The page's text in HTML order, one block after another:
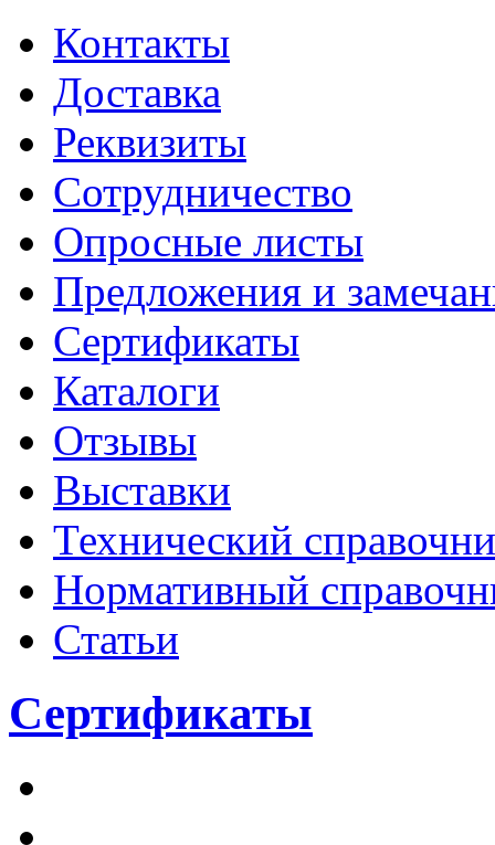
Контакты
Доставка
Реквизиты
Сотрудничество
Опросные листы
Предложения и
Сертификаты
Каталоги
Отзывы
Выставки
Технический
Нормативный
Статьи
Сертификаты